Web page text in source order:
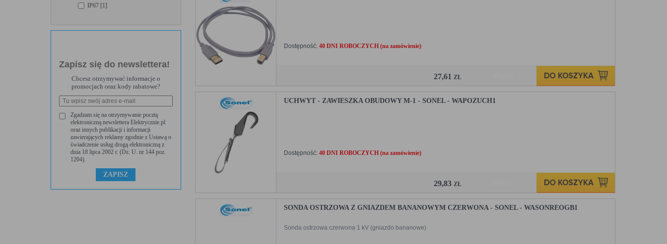
IP67 [1]
Zapisz się do newslettera!
Chcesz otrzymywać informacje o
promocjach oraz kody rabatowe?
Zgadzam się na otrzymywanie pocztą
elektroniczną newslettera Elektrycznie.pl
oraz innych publikacji i informacji
zawierających reklamy zgodnie z Ustawą o
świadczenie usług drogą elektroniczną z
dnia 18 lipca 2002 r. (Dz. U. nr 144 poz.
1204).
Dostępność:40 DNI ROBOCZYCH (na zamówienie)
27,61 ZŁ
UCHWYT - ZAWIESZKA OBUDOWY M-1 - SONEL - WAPOZUCH1
Dostępność:40 DNI ROBOCZYCH (na zamówienie)
29,83 ZŁ
SONDA OSTRZOWA Z GNIAZDEM BANANOWYM CZERWONA - SONEL - WASONREOGB1
Sonda ostrzowa czerwona 1 kV (gniazdo bananowe)